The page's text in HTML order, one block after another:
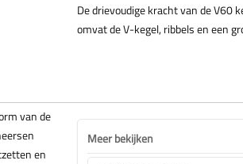
De drievoudige kracht van de V60
omvat de V-kegel, ribbels en een
van de
en
Meer bekijken